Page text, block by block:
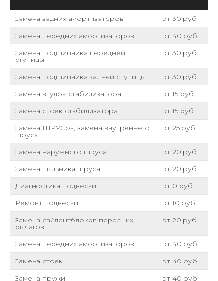
Замена задних амортизаторов
от 30 руб
Замена передних амортизаторов
от 40 руб
Замена подшипника передней
ступицы
от 30 руб
Замена подшипника задней ступицы
от 30 руб
Замена втулок стабилизатора
от 15 руб
Замена стоек стабилизатора
от 15 руб
Замена ШРУСов, замена внутреннего
шруса
от 25 руб
Замена наружного шруса
от 20 руб
Замена пыльника шруса
от 20 руб
Диагностика подвески
от 0 руб
Ремонт подвески
от 10 руб
Замена сайлентблоков передних
рычагов
от 20 руб
Замена передних амортизаторов
от 40 руб
Замена стоек
от 40 руб
Замена пружин
от 40 руб